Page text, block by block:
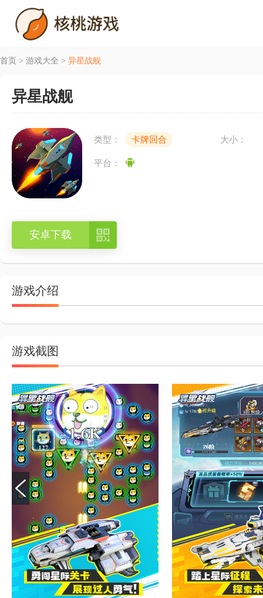
首页 > 游戏大全 > 异星战舰
异星战舰
类型： 卡牌回合 大小：
平台：
安卓下载 
游戏介绍
游戏截图